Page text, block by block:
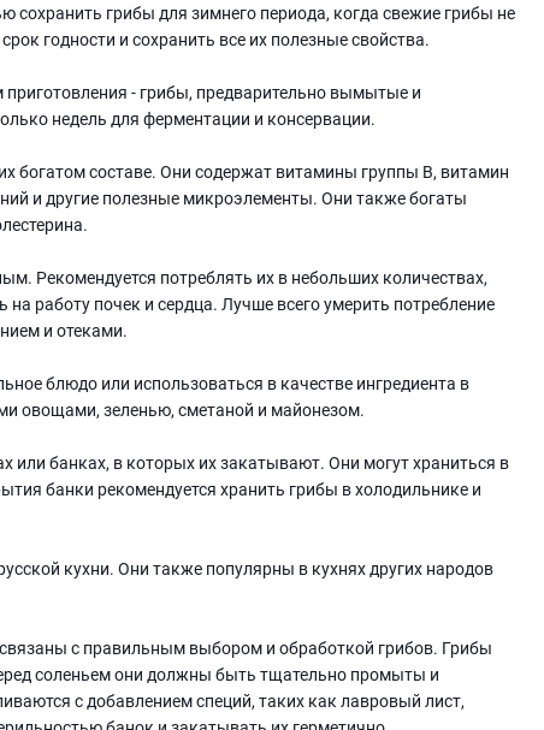
сохранить грибы для зимнего периода, когда свежие грибы не
годности и сохранить все их полезные свойства.
- грибы, предварительно вымытые и
недель для ферментации и консервации.
богатом составе. Они содержат витамины группы В, витамин
и другие полезные микроэлементы. Они также богаты
Рекомендуется потреблять их в небольших количествах,
работу почек и сердца. Лучше всего умерить потребление
и отеками.
блюдо или использоваться в качестве ингредиента в
овощами, зеленью, сметаной и майонезом.
или банках, в которых их закатывают. Они могут храниться в
банки рекомендуется хранить грибы в холодильнике и
кухни. Они также популярны в кухнях других народов
с правильным выбором и обработкой грибов. Грибы
соленьем они должны быть тщательно промыты и
с добавлением специй, таких как лавровый лист,